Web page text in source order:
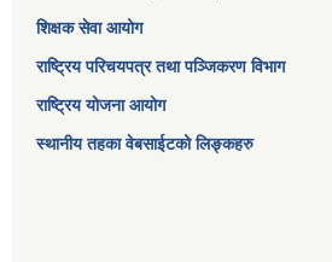
शिक्षक सेवा आयोग
राष्ट्रिय परिचयपत्र तथा पञ्जिकरण विभाग
राष्ट्रिय योजना आयोग
स्थानीय तहका वेबसाईटको लिङ्कहरु